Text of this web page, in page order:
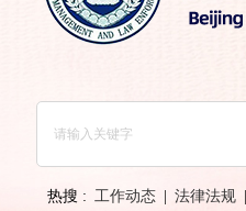
热搜 : 工作动态 法律法规